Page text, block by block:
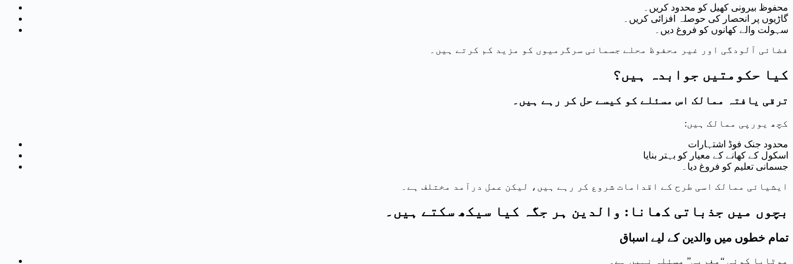
محفوظ بیرونی کھیل کو محدود کریں۔
گاڑیوں پر انحصار کی حوصلہ افزائی کریں۔
سہولت والے کھانوں کو فروغ دیں۔
فضائی آلودگی اور غیر محفوظ محلے جسمانی سرگرمیوں کو مزید کم کرتے ہیں۔
کیا حکومتیں جوابدہ ہیں؟
ترقی یافتہ ممالک اس مسئلے کو کیسے حل کر رہے ہیں۔
کچھ یورپی ممالک ہیں:
محدود جنک فوڈ اشتہارات
اسکول کے کھانے کے معیار کو بہتر بنایا
جسمانی تعلیم کو فروغ دیا۔
ایشیائی ممالک اسی طرح کے اقدامات شروع کر رہے ہیں، لیکن عمل درآمد مختلف ہے۔
بچوں میں جذباتی کھانا: والدین ہر جگہ کیا سیکھ سکتے ہیں۔
تمام خطوں میں والدین کے لیے اسباق
موٹاپا کوئی “مغربی” مسئلہ نہیں ہے۔